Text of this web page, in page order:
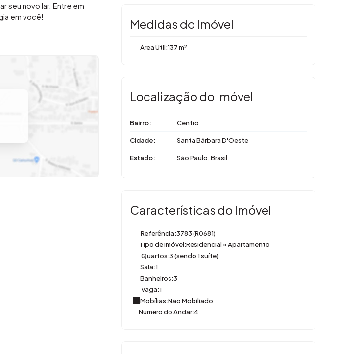
seu novo lar. Entre em
em você!
Medidas do Imóvel
Área Útil:137 m²
Localização do Imóvel
Bairro: Centro
Cidade: Santa Bárbara D'Oeste
Estado: São Paulo, Brasil
Características do Imóvel
Referência:3783(R0681)
Tipo de Imóvel:Residencial»Apartamento
Quartos:3 (sendo 1 suíte)
Sala:1
Banheiros:3
Vaga:1
Mobílias:Não Mobiliado
Número do Andar:4